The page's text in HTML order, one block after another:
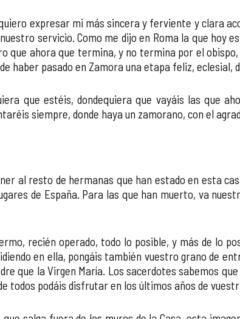
expresar mi más sincera y ferviente y clara
servicio. Como me dijo en Roma la que hoy
que ahora que termina, y no termina por el
haber pasado en Zamora una etapa feliz, eclesial,
que estéis, dondequiera que vayáis las que
siempre, donde haya un zamorano, con el
al resto de hermanas que han estado en esta
de España. Para las que han muerto, va
recién operado, todo lo posible, y más de lo
en ella, pongáis también vuestro grano de
que la Virgen María. Los sacerdotes sabemos
podáis disfrutar en los últimos años de